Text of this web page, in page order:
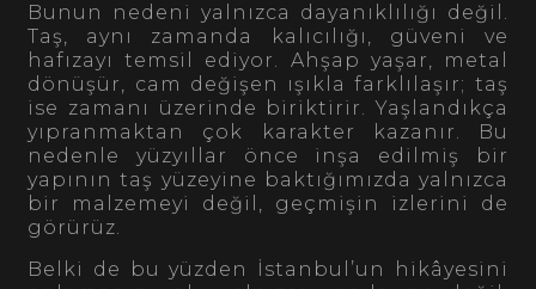
Bunun nedeni yalnızca dayanıklılığı değil.
Taş, aynı zamanda kalıcılığı, güveni ve
hafızayı temsil ediyor. Ahşap yaşar, metal
dönüşür, cam değişen ışıkla farklılaşır; taş
ise zamanı üzerinde biriktirir. Yaşlandıkça
yıpranmaktan çok karakter kazanır. Bu
nedenle yüzyıllar önce inşa edilmiş bir
yapının taş yüzeyine baktığımızda yalnızca
bir malzemeyi değil, geçmişin izlerini de
görürüz.
Belki de bu yüzden İstanbul’un hikâyesini